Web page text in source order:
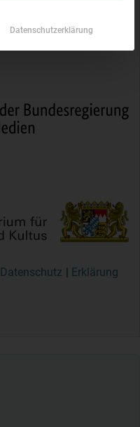
Datenschutz
Erklärung
Datenschutzerklärung